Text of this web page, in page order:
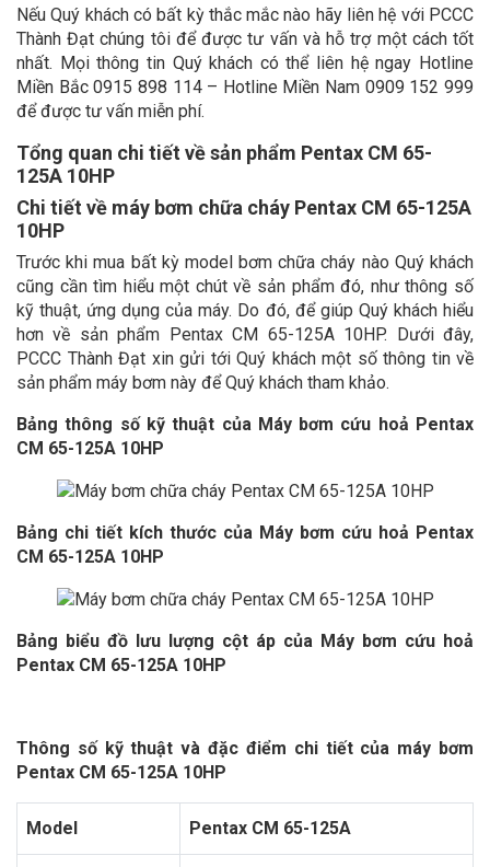
Nếu Quý khách có bất kỳ thắc mắc nào hãy liên hệ với PCCC
Thành Đạt chúng tôi để được tư vấn và hỗ trợ một cách tốt
nhất. Mọi thông tin Quý khách có thể liên hệ ngay Hotline
Miền Bắc 0915 898 114 – Hotline Miền Nam 0909 152 999
để được tư vấn miễn phí.
Tổng quan chi tiết về sản phẩm Pentax CM 65-
125A 10HP
Chi tiết về máy bơm chữa cháy Pentax CM 65-125A
10HP
Trước khi mua bất kỳ model bơm chữa cháy nào Quý khách
cũng cần tìm hiểu một chút về sản phẩm đó, như thông số
kỹ thuật, ứng dụng của máy. Do đó, để giúp Quý khách hiểu
hơn về sản phẩm Pentax CM 65-125A 10HP. Dưới đây,
PCCC Thành Đạt xin gửi tới Quý khách một số thông tin về
sản phẩm máy bơm này để Quý khách tham khảo.
Bảng thông số kỹ thuật của Máy bơm cứu hoả Pentax
CM 65-125A 10HP
Bảng chi tiết kích thước của Máy bơm cứu hoả Pentax
CM 65-125A 10HP
Bảng biểu đồ lưu lượng cột áp của Máy bơm cứu hoả
Pentax CM 65-125A 10HP
Thông số kỹ thuật và đặc điểm chi tiết của máy bơm
Pentax CM 65-125A 10HP
Model Pentax CM 65-125A